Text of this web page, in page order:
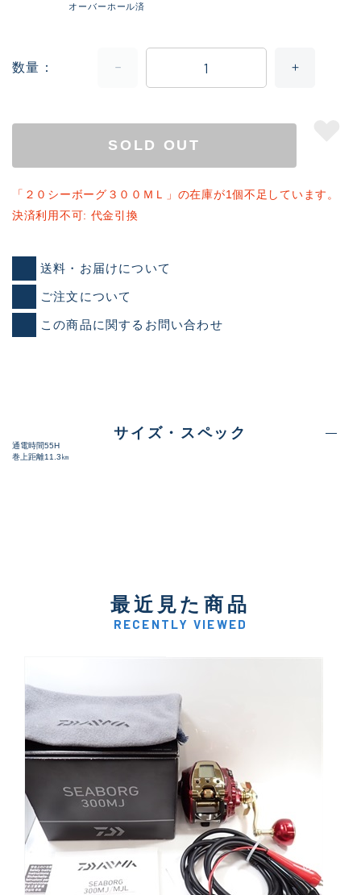
オーバーホール済
数量
SOLD OUT
「２０シーボーグ３００ＭＬ」の在庫が1個不足しています。
決済利用不可: 代金引換
送料・お届けについて
ご注文について
この商品に関するお問い合わせ
サイズ・スペック
通電時間55H
巻上距離11.3㎞
最近見た商品
RECENTLY VIEWED